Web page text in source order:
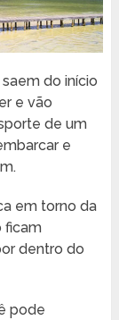
do início
e vão
de um
e
em torno da
ficam
dentro do
pode